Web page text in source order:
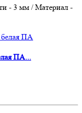
- 3 мм / Материал -
ПА...